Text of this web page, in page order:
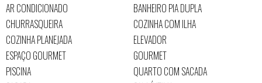
AR CONDICIONADO
BANHEIRO PIA DUPLA
CHURRASQUEIRA
COZINHA COM ILHA
COZINHA PLANEJADA
ELEVADOR
ESPAÇO GOURMET
GOURMET
PISCINA
QUARTO COM SACADA